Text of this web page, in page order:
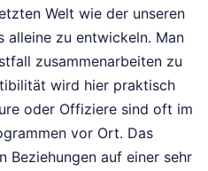
Welt wie der unseren
alleine zu entwickeln. Man
zusammenarbeiten zu
wird hier praktisch
oder Offiziere sind oft im
vor Ort. Das
Beziehungen auf einer sehr